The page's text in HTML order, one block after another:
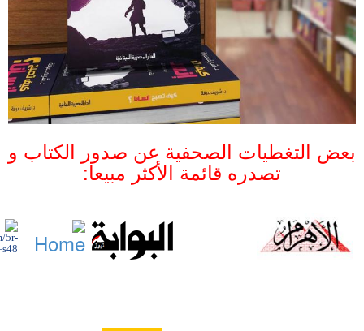
بعض التغطيات الصحفية عن صدور الكتاب و
تصدره قائمة الأكثر مبيعا: